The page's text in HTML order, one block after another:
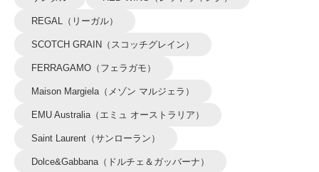
REGAL（リーガル）
SCOTCH GRAIN（スコッチグレイン）
FERRAGAMO（フェラガモ）
Maison Margiela（メゾン マルジェラ）
EMU Australia（エミュ オーストラリア）
Saint Laurent（サンローラン）
Dolce&Gabbana（ドルチェ＆ガッバーナ）